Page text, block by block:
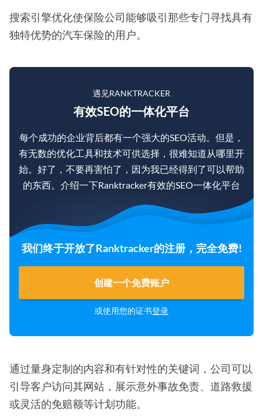
搜索引擎优化使保险公司能够吸引那些专门寻找具有
独特优势的汽车保险的用户。
遇见RANKTRACKER
有效SEO的一体化平台
每个成功的企业背后都有一个强大的SEO活动。但是，
有无数的优化工具和技术可供选择，很难知道从哪里开
始。好了，不要再害怕了，因为我已经得到了可以帮助
的东西。介绍一下Ranktracker有效的SEO一体化平台
我们终于开放了Ranktracker的注册，完全免费!
创建一个免费账户
或使用您的证书登录
通过量身定制的内容和有针对性的关键词，公司可以
引导客户访问其网站，展示意外事故免责、道路救援
或灵活的免赔额等计划功能。